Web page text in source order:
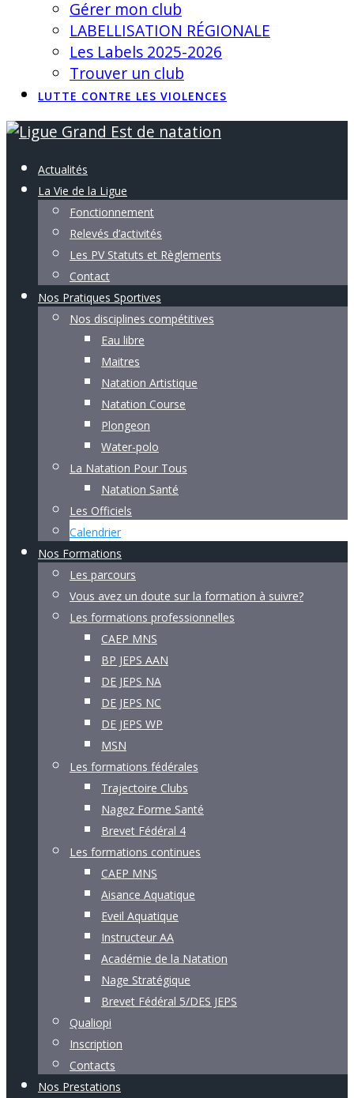
Gérer mon club
LABELLISATION RÉGIONALE
Les Labels 2025-2026
Trouver un club
LUTTE CONTRE LES VIOLENCES
Actualités
La Vie de la Ligue
Fonctionnement
Relevés d’activités
Les PV Statuts et Règlements
Contact
Nos Pratiques Sportives
Nos disciplines compétitives
Eau libre
Maitres
Natation Artistique
Natation Course
Plongeon
Water-polo
La Natation Pour Tous
Natation Santé
Les Officiels
Calendrier
Nos Formations
Les parcours
Vous avez un doute sur la formation à suivre?
Les formations professionnelles
CAEP MNS
BP JEPS AAN
DE JEPS NA
DE JEPS NC
DE JEPS WP
MSN
Les formations fédérales
Trajectoire Clubs
Nagez Forme Santé
Brevet Fédéral 4
Les formations continues
CAEP MNS
Aisance Aquatique
Eveil Aquatique
Instructeur AA
Académie de la Natation
Nage Stratégique
Brevet Fédéral 5/DES JEPS
Qualiopi
Inscription
Contacts
Nos Prestations